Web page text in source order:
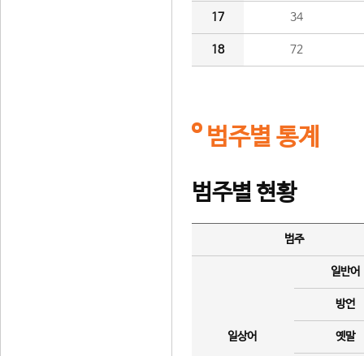
17 34
18 72
범주별 통계
범주별 현황
범주
일상어
일반어
방언
옛말